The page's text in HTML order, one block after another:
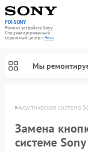
FIX-SONY
Ремонт устройств Sony
Специализированный
cервисный центр г.Чита
Мы
Акустическая система
Замена
системе